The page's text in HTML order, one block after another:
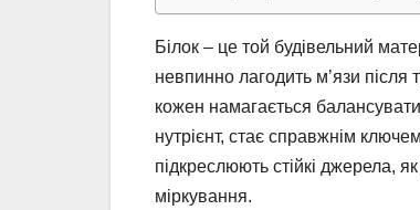
Білок – це той будівельний
невпинно лагодить м’язи після
кожен намагається
нутрієнт, стає справжнім
підкреслюють стійкі джерела,
міркування.